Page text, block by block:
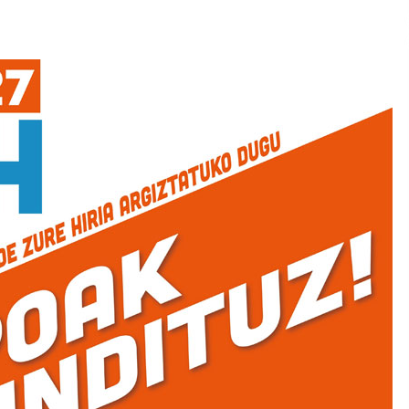
SOINUGELA: Paul McCartney eta
Ringo Starr-en lan berriak
2026/07/03